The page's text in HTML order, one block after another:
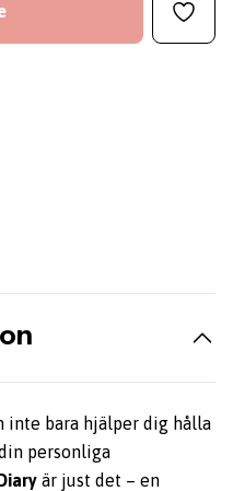
inte bara hjälper dig hålla
personliga
är just det – en